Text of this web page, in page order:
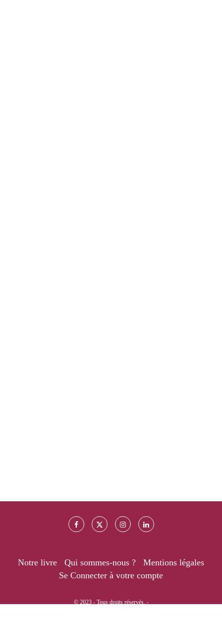
Notre livre Qui sommes-nous ?
Mentions légales
Se Connecter à votre compte
© 2023 - Tous droits réservés. -